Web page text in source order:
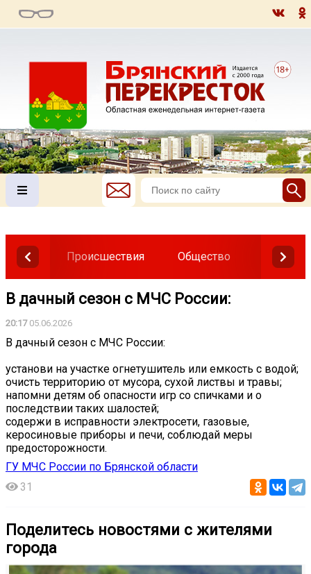
Происшествия Общество Власть
В дачный сезон с МЧС России:
20:1705.06.2026
В дачный сезон с МЧС России:
установи на участке огнетушитель или емкость с водой;
очисть территорию от мусора, сухой листвы и травы;
напомни детям об опасности игр со спичками и о
последствии таких шалостей;
содержи в исправности электросети, газовые,
керосиновые приборы и печи, соблюдай меры
предосторожности.
ГУ МЧС России по Брянской области
31
Поделитесь новостями с жителями
города